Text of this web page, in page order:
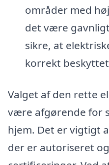
områder med
det være
sikre, at
korrekt
Valget af den rette
være afgørende for
hjem. Det er vigtigt
der er autoriseret